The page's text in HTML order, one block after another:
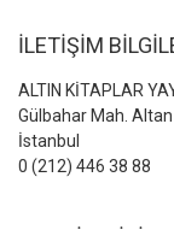
İLETİŞİM
ALTIN KİTAPLAR
Gülbahar Mah.
İstanbul
0 (212) 446 38 88